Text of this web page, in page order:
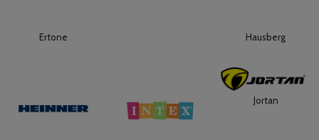
Ertone Hausberg
Jortan